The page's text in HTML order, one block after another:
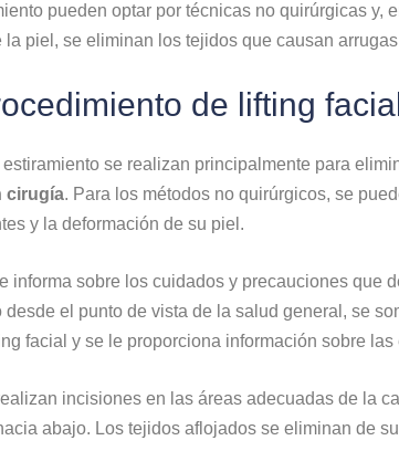
pueden optar por técnicas no quirúrgicas y,
piel, se eliminan los tejidos que causan
de lifting
se realizan principalmente para
cirugía. Para los métodos no quirúrgicos, se
y la deformación de su piel.
informa sobre los cuidados y precauciones que
el punto de vista de la salud general, se
facial y se le proporciona información sobre
incisiones en las áreas adecuadas de la
abajo. Los tejidos aflojados se eliminan de